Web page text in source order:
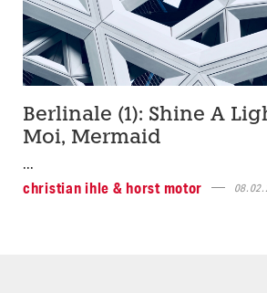
Berlinale (1): Shine A
Moi, Mermaid
...
christian ihle & horst motor